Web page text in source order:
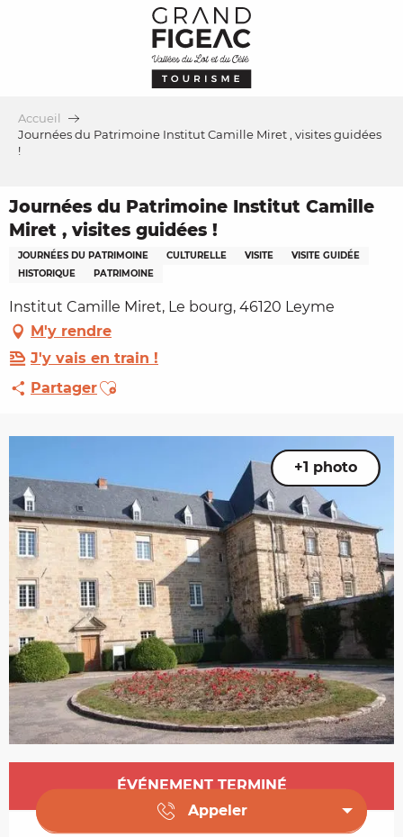
Accueil
Journées du Patrimoine Institut Camille Miret , visites guidées
!
Journées du Patrimoine Institut Camille
Miret , visites guidées !
JOURNÉES DU PATRIMOINE CULTURELLE VISITE
VISITE GUIDÉE
HISTORIQUE
PATRIMOINE
Institut Camille Miret, Le bourg, 46120 Leyme
M'y rendre
J'y vais en train !
PartagerAjouter aux favoris
+1 photo
Ouverture et coordonnées
ÉVÉNEMENT TERMINÉ
Appeler